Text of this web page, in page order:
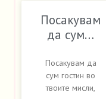
Посакувам
да сум…
Посакувам да
сум гостин во
твоите мисли,